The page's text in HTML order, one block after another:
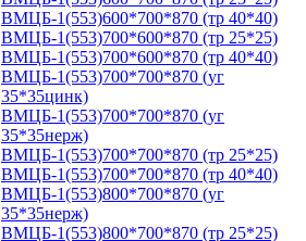
ВМЦБ-1(553)600*700*870 (тр 40*40)
ВМЦБ-1(553)700*600*870 (тр 25*25)
ВМЦБ-1(553)700*600*870 (тр 40*40)
ВМЦБ-1(553)700*700*870 (уг
35*35цинк)
ВМЦБ-1(553)700*700*870 (уг
35*35нерж)
ВМЦБ-1(553)700*700*870 (тр 25*25)
ВМЦБ-1(553)700*700*870 (тр 40*40)
ВМЦБ-1(553)800*700*870 (уг
35*35нерж)
ВМЦБ-1(553)800*700*870 (тр 25*25)